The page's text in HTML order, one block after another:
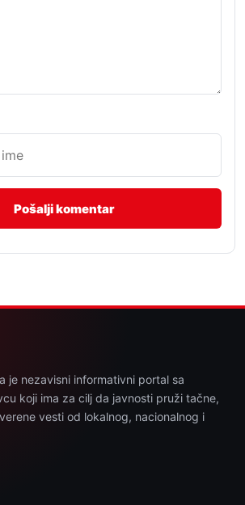
je nezavisni informativni portal sa
koji ima za cilj da javnosti pruži tačne,
vesti od lokalnog, nacionalnog i